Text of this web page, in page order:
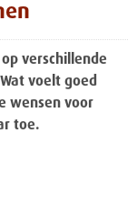
verschillende
voelt goed
wensen voor
toe.